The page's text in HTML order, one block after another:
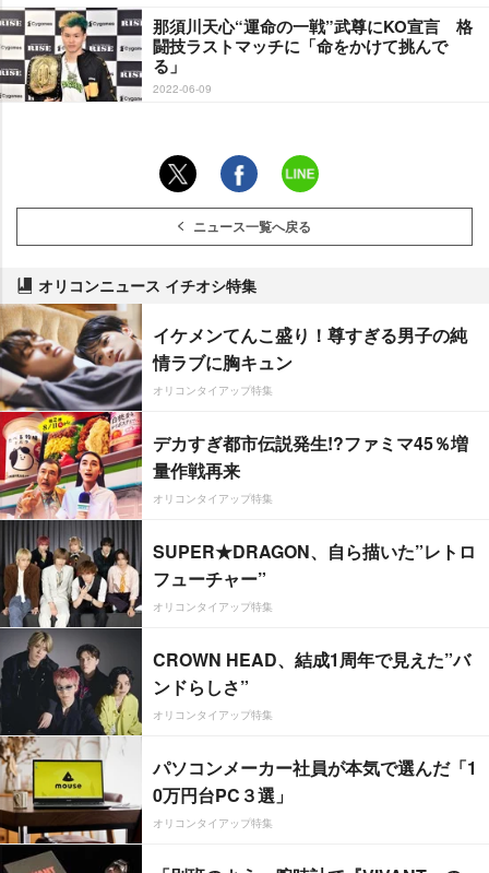
那須川天心“運命の一戦”武尊にKO宣言 格
闘技ラストマッチに「命をかけて挑んで
る」
2022-06-09
ニュース一覧へ戻る
オリコンニュース イチオシ特集
イケメンてんこ盛り！尊すぎる男子の純
情ラブに胸キュン
オリコンタイアップ特集
デカすぎ都市伝説発生!?ファミマ45％増
量作戦再来
オリコンタイアップ特集
SUPER★DRAGON、自ら描いた”レトロ
フューチャー”
オリコンタイアップ特集
CROWN HEAD、結成1周年で見えた”バ
ンドらしさ”
オリコンタイアップ特集
パソコンメーカー社員が本気で選んだ「1
0万円台PC３選」
オリコンタイアップ特集